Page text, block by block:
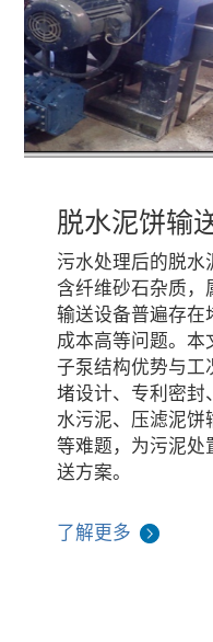
脱水泥饼输
污水处理后的脱水
含纤维砂石杂质，
输送设备普遍存在
成本高等问题。本
子泵结构优势与工
堵设计、专利密封
水污泥、压滤泥饼
等难题，为污泥处
送方案。
了解更多